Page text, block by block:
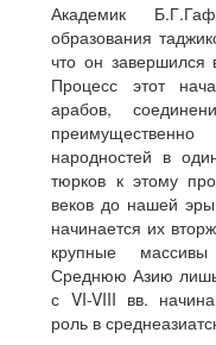
Академик
образования
что он
Процесс этот
арабов,
народностей в
тюрков к этому
веков до нашей
начинается их
крупные
Среднюю Азию лишь
с VI-VIII вв.
роль в